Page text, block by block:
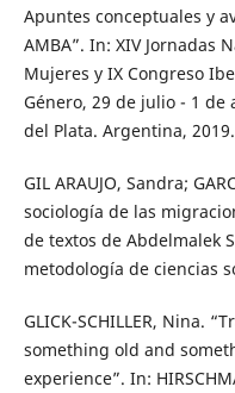
Apuntes conceptuales y
AMBA”. In: XIV Jornadas
Mujeres y IX Congreso
Género, 29 de julio - 1 de
del Plata. Argentina, 2019.
GIL ARAUJO, Sandra;
sociología de las
de textos de Abdelmalek
metodología de ciencias
GLICK-SCHILLER, Nina.
something old and
experience”. In: